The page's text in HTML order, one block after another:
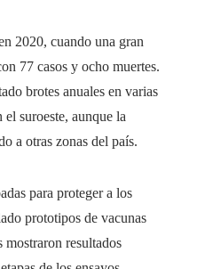
2020, cuando una gran
77 casos y ocho muertes.
brotes anuales en varias
suroeste, aunque la
a otras zonas del país.
para proteger a los
prototipos de vacunas
resultados